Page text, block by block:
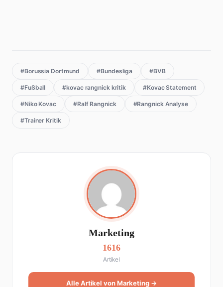
#Borussia Dortmund #Bundesliga #BVB
#Fußball #kovac rangnick kritik #Kovac Statement
#Niko Kovac #Ralf Rangnick #Rangnick Analyse
#Trainer Kritik
Marketing
1616
Artikel
Alle Artikel von Marketing →